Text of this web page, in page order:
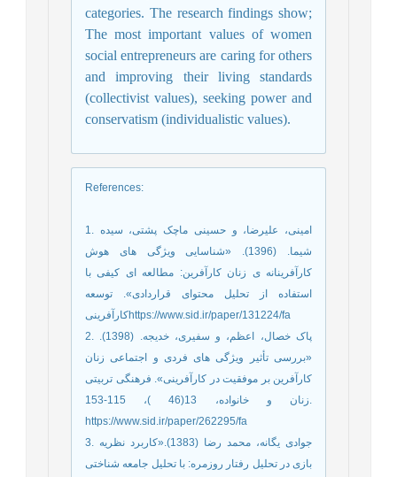
categories. The research findings show;
The most important values of women
social entrepreneurs are caring for others
and improving their living standards
(collectivist values), seeking power and
conservatism (individualistic values).
References:
1. امینی، علیرضا، و حسینی ماچک پشتی، سیده
شیما. (1396). «شناسایی ویژگی های هوش
کارآفرینانه ی زنان کارآفرین: مطالعه ای کیفی با
استفاده از تحلیل محتوای قراردادی». توسعه
کارآفرینیhttps://www.sid.ir/paper/131224/fa
2. پاک خصال، اعظم، و سفیری، خدیجه. (1398).
«بررسی تأثیر ویژگی های فردی و اجتماعی زنان
کارآفرین بر موفقیت در کارآفرینی». فرهنگی تربیتی
زنان و خانواده، 13(46 )، 115-153.
https://www.sid.ir/paper/262295/fa
3. جوادی یگانه، محمد رضا (1383).«کاربرد نظریه
بازی در تحلیل رفتار روزمره: با تحلیل جامعه شناختی